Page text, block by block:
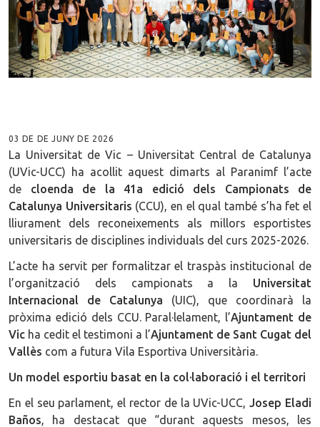
03 DE DE JUNY DE 2026
La Universitat de Vic – Universitat Central de Catalunya
(UVic-UCC) ha acollit aquest dimarts al Paranimf l’acte
de
cloenda de la 41a edició dels Campionats de
Catalunya Universitaris (CCU), en el qual també s’ha fet el
lliurament dels reconeixements als millors esportistes
universitaris de disciplines individuals del curs 2025-2026.
L’acte ha servit per formalitzar el traspàs institucional de
l’organització dels campionats a la
Universitat
Internacional de Catalunya
(UIC), que coordinarà la
pròxima edició dels CCU. Paral·lelament, l’Ajuntament de
Vic ha cedit el testimoni a l’Ajuntament de Sant Cugat del
Vallès com a futura Vila Esportiva Universitària.
Un model esportiu basat en la col·laboració i el territori
En el seu parlament, el rector de la UVic-UCC, Josep Eladi
Baños, ha destacat que “durant aquests mesos, les